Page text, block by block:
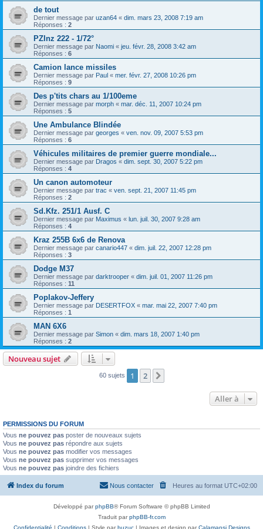
de tout
Dernier message par uzan64 « dim. mars 23, 2008 7:19 am
Réponses : 2
PZInz 222 - 1/72°
Dernier message par Naomi « jeu. févr. 28, 2008 3:42 am
Réponses : 6
Camion lance missiles
Dernier message par Paul « mer. févr. 27, 2008 10:26 pm
Réponses : 9
Des p'tits chars au 1/100eme
Dernier message par morph « mar. déc. 11, 2007 10:24 pm
Réponses : 5
Une Ambulance Blindée
Dernier message par georges « ven. nov. 09, 2007 5:53 pm
Réponses : 6
Véhicules militaires de premier guerre mondiale...
Dernier message par Dragos « dim. sept. 30, 2007 5:22 pm
Réponses : 4
Un canon automoteur
Dernier message par trac « ven. sept. 21, 2007 11:45 pm
Réponses : 2
Sd.Kfz. 251/1 Ausf. C
Dernier message par Maximus « lun. juil. 30, 2007 9:28 am
Réponses : 4
Kraz 255B 6x6 de Renova
Dernier message par canario447 « dim. juil. 22, 2007 12:28 pm
Réponses : 3
Dodge M37
Dernier message par darktrooper « dim. juil. 01, 2007 11:26 pm
Réponses : 11
Poplakov-Jeffery
Dernier message par DESERTFOX « mar. mai 22, 2007 7:40 pm
Réponses : 1
MAN 6X6
Dernier message par Simon « dim. mars 18, 2007 1:40 pm
Réponses : 2
Nouveau sujet
60 sujets 1 2
Aller à
PERMISSIONS DU FORUM
Vous ne pouvez pas poster de nouveaux sujets
Vous ne pouvez pas répondre aux sujets
Vous ne pouvez pas modifier vos messages
Vous ne pouvez pas supprimer vos messages
Vous ne pouvez pas joindre des fichiers
Index du forum Heures au format UTC+02:00
Nous contacter
Développé parphpBB® Forum Software © phpBB Limited
Traduit parphpBB-fr.com